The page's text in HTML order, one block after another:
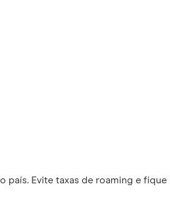
país. Evite taxas de roaming e fique